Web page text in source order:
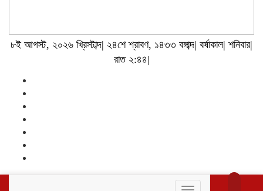
৮ই আগস্ট, ২০২৬ খ্রিস্টাব্দ| ২৪শে শ্রাবণ, ১৪৩৩ বঙ্গাব্দ| বর্ষাকাল| শনিবার|
রাত ২:৪৪|